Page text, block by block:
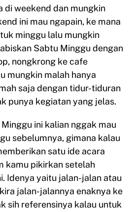
di weekend dan mungkin
ini mau ngapain, ke mana
minggu lalu mungkin
Sabtu Minggu dengan
nongkrong ke cafe
mungkin malah hanya
saja dengan tidur-tiduran
punya kegiatan yang jelas.
ini kalian nggak mau
sebelumnya, gimana kalau
satu ide acara
kamu pikirkan setelah
Idenya yaitu jalan-jalan atau
jalan-jalannya enaknya ke
sih referensinya kalau untuk